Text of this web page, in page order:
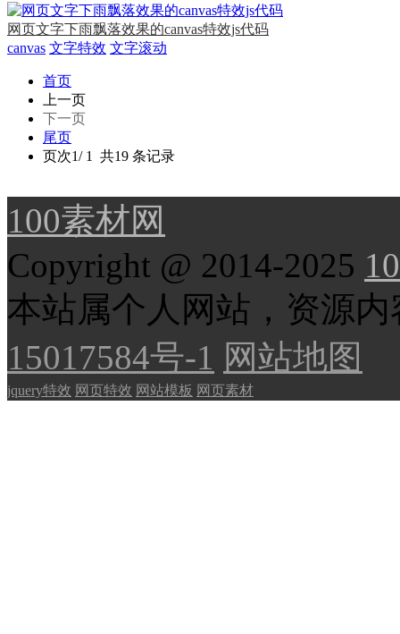
网页文字下雨飘落效果的canvas特效js代码
canvas 文字特效 文字滚动
首页
上一页
下一页
尾页
页次1/ 1 共19 条记录
100素材网
Copyright @ 2014-2025
本站属个人网站，资源
15017584号-1 网站地图
jquery特效 网页特效 网站模板 网页素材